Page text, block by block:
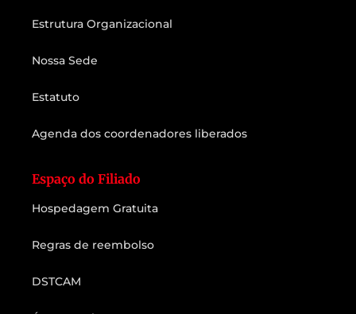
Estrutura Organizacional
Nossa Sede
Estatuto
Agenda dos coordenadores liberados
Espaço do Filiado
Hospedagem Gratuita
Regras de reembolso
DSTCAM